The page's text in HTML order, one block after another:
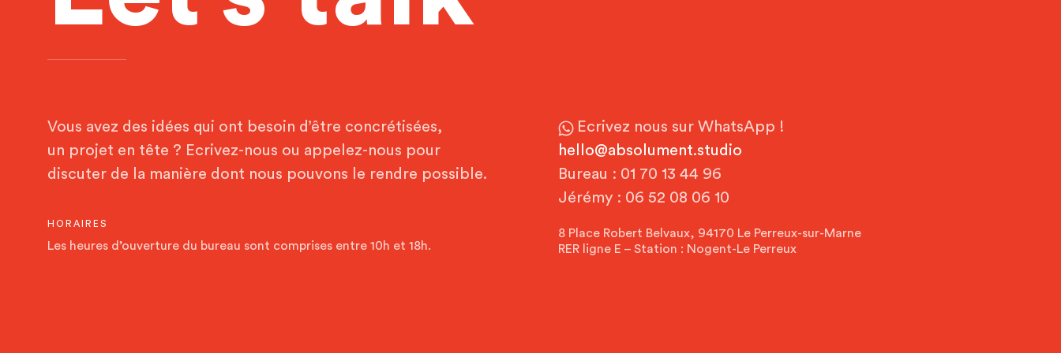
Vous avez des idées qui ont besoin d’être concrétisées,
un projet en tête ? Ecrivez-nous ou appelez-nous pour
discuter de la manière dont nous pouvons le rendre possible.
HORAIRES
Les heures d’ouverture du bureau sont comprises entre 10h et 18h.
Ecrivez nous sur WhatsApp !
hello@absolument.studio
Bureau : 01 70 13 44 96
Jérémy : 06 52 08 06 10
8 Place Robert Belvaux, 94170 Le Perreux-sur-Marne
RER ligne E – Station : Nogent-Le Perreux